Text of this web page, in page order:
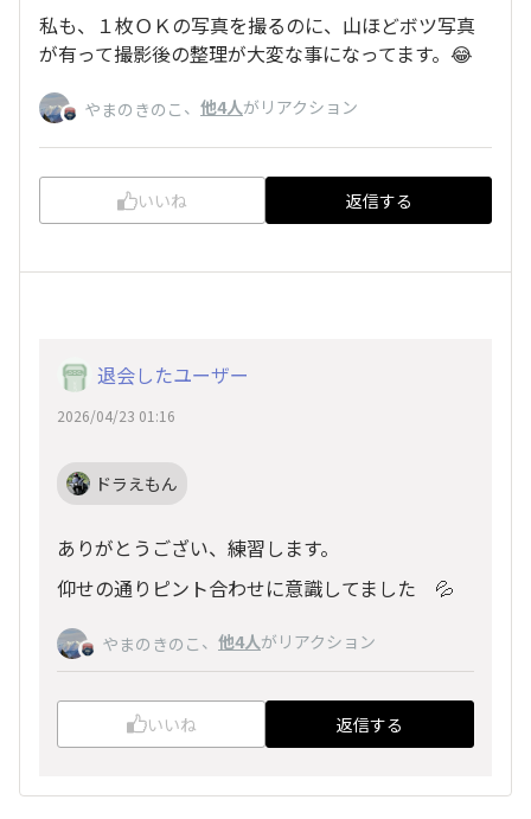
私も、１枚ＯＫの写真を撮るのに、山ほどボツ写真
が有って撮影後の整理が大変な事になってます。😂
やまのきのこ 、 他4人がリアクション
いいね 返信する
退会したユーザー
2026/04/23 01:16
ドラえもん
ありがとうござい、練習します。
仰せの通りピント合わせに意識してました 💦
やまのきのこ 、 他4人がリアクション
いいね 返信する